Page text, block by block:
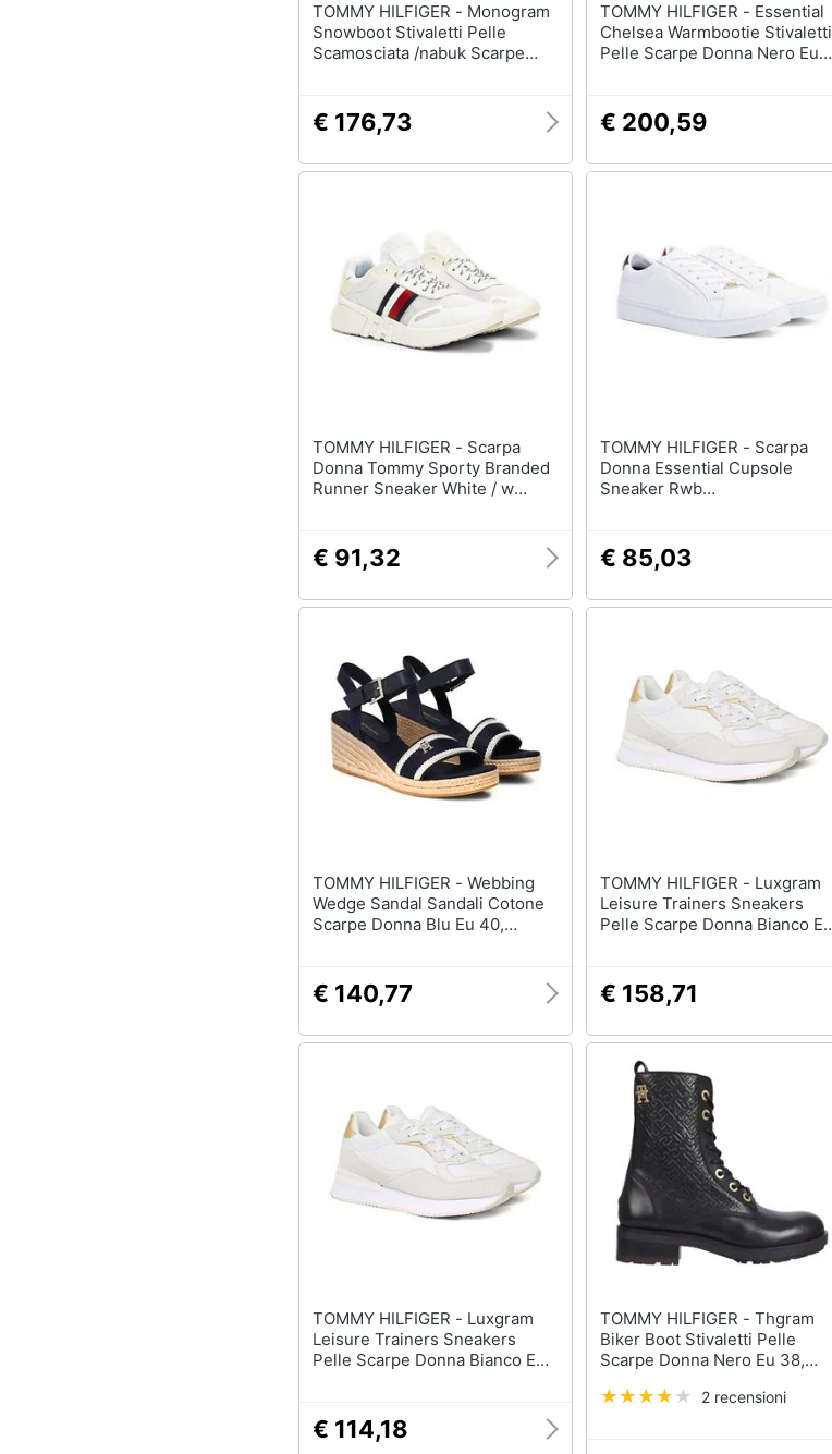
TOMMY HILFIGER - Monogram
Snowboot Stivaletti Pelle
Scamosciata /nabuk Scarpe
€ 176,73
TOMMY HILFIGER - Essential
Chelsea Warmbootie Stivaletti
Pelle Scarpe Donna Nero Eu
€ 200,59
TOMMY HILFIGER - Scarpa
Donna Tommy Sporty Branded
Runner Sneaker White / w
€ 91,32
TOMMY HILFIGER - Scarpa
Donna Essential Cupsole
Sneaker Rwb
€ 85,03
TOMMY HILFIGER - Webbing
Wedge Sandal Sandali Cotone
Scarpe Donna Blu Eu 40,
€ 140,77
TOMMY HILFIGER - Luxgram
Leisure Trainers Sneakers
Pelle Scarpe Donna Bianco Eu
€ 158,71
TOMMY HILFIGER - Luxgram
Leisure Trainers Sneakers
Pelle Scarpe Donna Bianco Eu
€ 114,18
TOMMY HILFIGER - Thgram
Biker Boot Stivaletti Pelle
Scarpe Donna Nero Eu 38,
2 recensioni